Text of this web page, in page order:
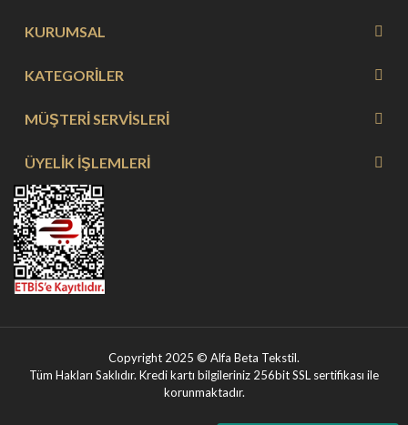
KURUMSAL
KATEGORİLER
MÜŞTERİ SERVİSLERİ
ÜYELİK İŞLEMLERİ
Copyright 2025 © Alfa Beta Tekstil.
Tüm Hakları Saklıdır. Kredi kartı bilgileriniz 256bit SSL sertifikası ile
korunmaktadır.